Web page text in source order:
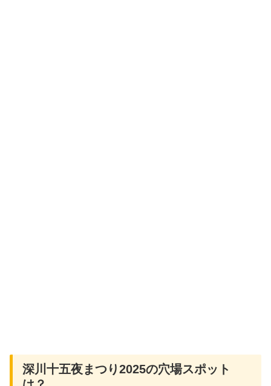
深川十五夜まつり2025の穴場スポット